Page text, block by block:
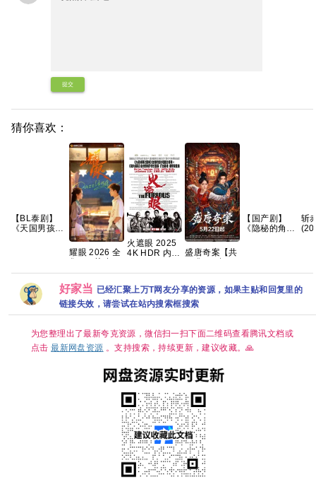
提交
猜你喜欢：
【BL泰剧】
《天国男孩
【共6集】
耀眼 2026 全
集 4K 关晓彤
/ 李昀锐
火遮眼 2025
4K HDR 内封
动作 【夸克百
盛唐奇案【共
26集/4K超
清】悬疑/探
【国产剧】
《隐秘的角落
斩
好家当 已经汇聚上万T网友分享的资源，如果主贴和回复里的
链接失效，请尝试在站内搜索框搜索
为您整理出了最新夸克资源，微信扫一扫下面二维码查看腾讯文档或
点击最新网盘资源 。支持搜索，持续更新，建议收藏。🙏